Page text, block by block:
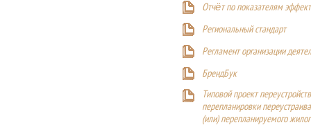
Отчёт по показателям
Региональный стандарт
Регламент организации
БрендБук
Типовой проект
перепланировки
(или) перепланируемого